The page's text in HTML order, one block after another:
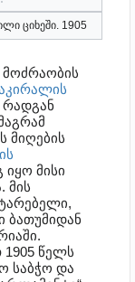
ციხეში. 1905
რადგან
მიღების
იყო მისი
მის
ბათუმიდან
წელს
საბჭო და